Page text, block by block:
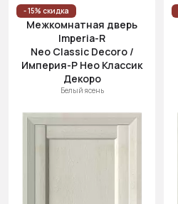
- 15% скидка
Межкомнатная дверь
Imperia-R
Neo Classic Decoro /
Империя-Р Нео Классик
Декоро
Белый ясень